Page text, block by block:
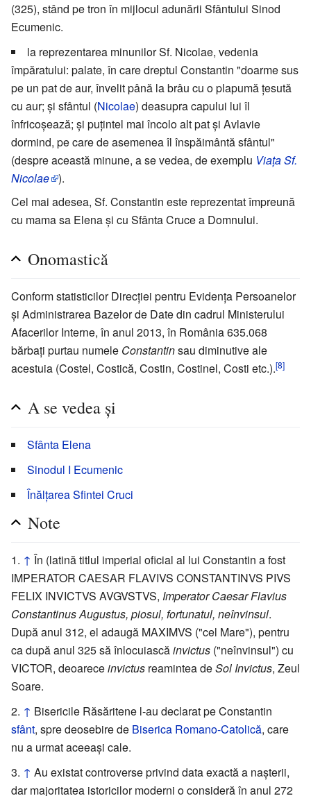
(325), stând pe tron în mijlocul adunării Sfântului Sinod
Ecumenic.
la reprezentarea minunilor Sf. Nicolae, vedenia
împăratului: palate, în care dreptul Constantin "doarme sus
pe un pat de aur, învelit până la brâu cu o plapumă țesută
cu aur; și sfântul (Nicolae) deasupra capului lui îl
înfricoșează; și puțintel mai încolo alt pat și Avlavie
dormind, pe care de asemenea îl înspăimântă sfântul"
(despre această minune, a se vedea, de exemplu Viața Sf.
Nicolae ).
Cel mai adesea, Sf. Constantin este reprezentat împreună
cu mama sa Elena și cu Sfânta Cruce a Domnului.
Onomastică
Conform statisticilor Direcției pentru Evidența Persoanelor
și Administrarea Bazelor de Date din cadrul Ministerului
Afacerilor Interne, în anul 2013, în România 635.068
bărbați purtau numele Constantinsau diminutive ale
acestuia (Costel, Costică, Costin, Costinel, Costi etc.).[8]
A se vedea și
Sfânta Elena
Sinodul I Ecumenic
Înălțarea Sfintei Cruci
Note
↑ În (latină titlul imperial oficial al lui Constantin a fost
IMPERATOR CAESAR FLAVIVS CONSTANTINVS PIVS
FELIX INVICTVS AVGVSTVS, Imperator Caesar Flavius
Constantinus Augustus, piosul, fortunatul, neînvinsul.
După anul 312, el adaugă MAXIMVS ("cel Mare"), pentru
ca după anul 325 să înlocuiascăinvictus ("neînvinsul") cu
VICTOR, deoareceinvictus reamintea deSol Invictus, Zeul
Soare.
↑ Bisericile Răsăritene l-au declarat pe Constantin
sfânt, spre deosebire de Biserica Romano-Catolică, care
nu a urmat aceeași cale.
↑ Au existat controverse privind data exactă a nașterii,
dar majoritatea istoricilor moderni o consideră în anul 272